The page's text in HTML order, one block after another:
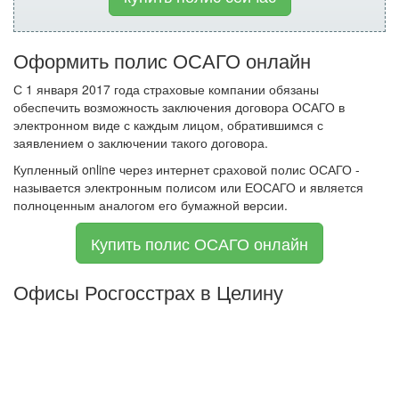
Оформить полис ОСАГО онлайн
С 1 января 2017 года страховые компании обязаны
обеспечить возможность заключения договора ОСАГО в
электронном виде с каждым лицом, обратившимся с
заявлением о заключении такого договора.
Купленный online через интернет сраховой полис ОСАГО -
называется электронным полисом или ЕОСАГО и является
полноценным аналогом его бумажной версии.
Купить полис ОСАГО онлайн
Офисы Росгосстрах в Целину